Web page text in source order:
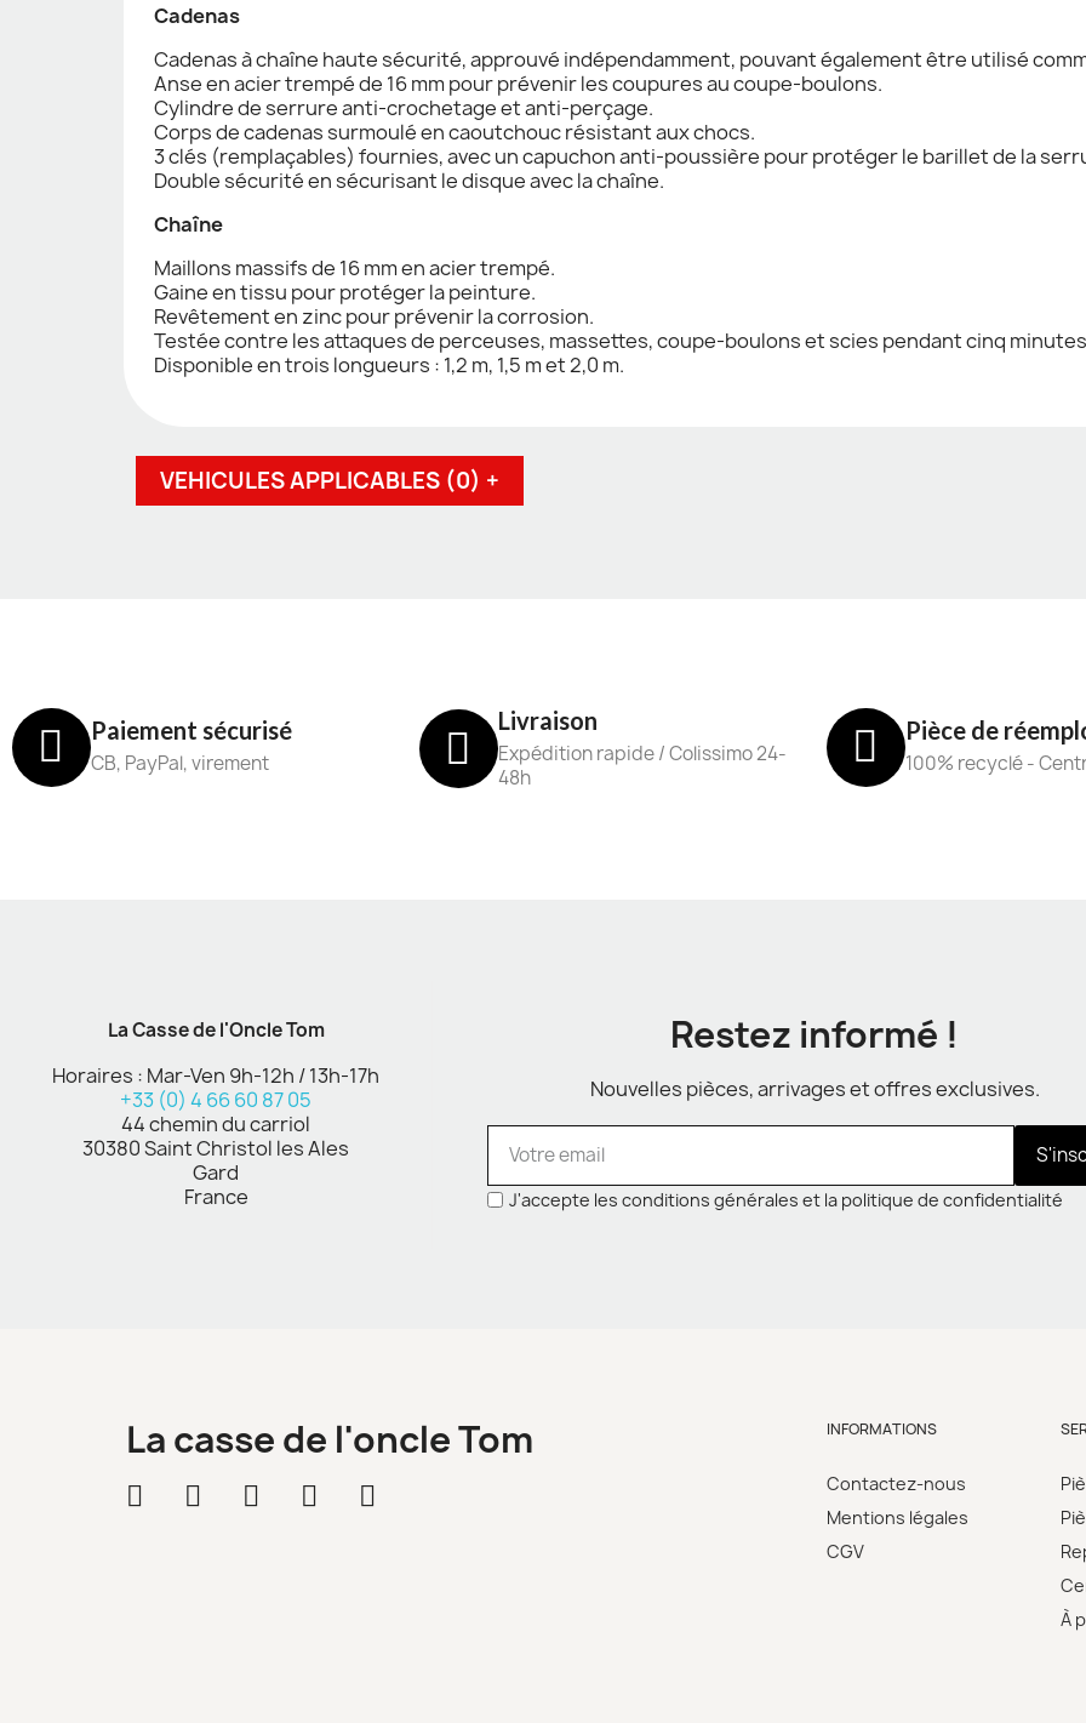
Cadenas
Cadenas à chaîne haute sécurité, approuvé indépendamment, pouvant également être utilisé
Anse en acier trempé de 16 mm pour prévenir les coupures au coupe-boulons.
Cylindre de serrure anti-crochetage et anti-perçage.
Corps de cadenas surmoulé en caoutchouc résistant aux chocs.
3 clés (remplaçables) fournies, avec un capuchon anti-poussière pour protéger le barillet de la
Double sécurité en sécurisant le disque avec la chaîne.
Chaîne
Maillons massifs de 16 mm en acier trempé.
Gaine en tissu pour protéger la peinture.
Revêtement en zinc pour prévenir la corrosion.
Testée contre les attaques de perceuses, massettes, coupe-boulons et scies pendant cinq
Disponible en trois longueurs : 1,2 m, 1,5 m et 2,0 m.
VEHICULES APPLICABLES (0) +
Paiement sécurisé
CB, PayPal, virement
Livraison
Expédition rapide / Colissimo 24-
48h
Pièce de
100% recyclé -
La Casse de l'Oncle Tom
Horaires : Mar-Ven 9h-12h / 13h-17h
+33 (0) 4 66 60 87 05
44 chemin du carriol
30380 Saint Christol les Ales
Gard
France
Restez informé !
Nouvelles pièces, arrivages et offres exclusives.
J'accepte les conditions générales et la politique de confidentialité
La casse de l'oncle Tom INFORMATIONS
Contactez-nous
Mentions légales
CGV
À